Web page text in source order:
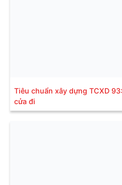
Tiêu chuẩn xây dựng TCXD
cửa đi